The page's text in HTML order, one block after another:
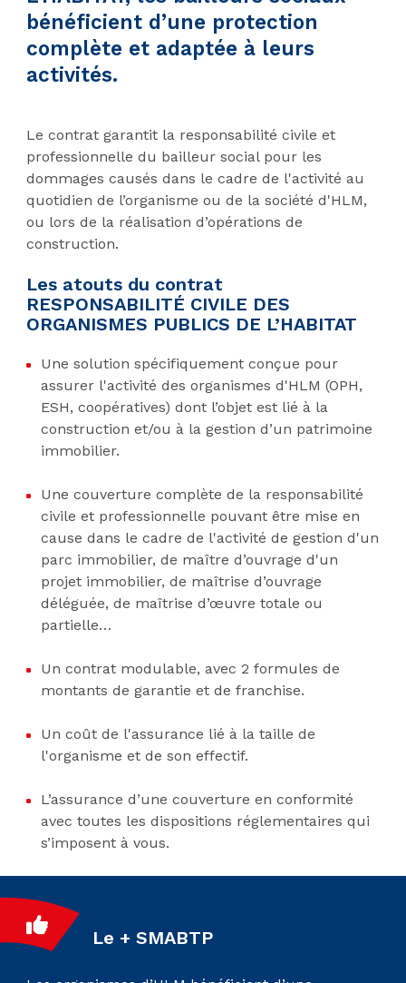
bénéficient d’une protection
complète et adaptée à leurs
activités.
Le contrat garantit la responsabilité civile et
professionnelle du bailleur social pour les
dommages causés dans le cadre de l'activité au
quotidien de l’organisme ou de la société d'HLM,
ou lors de la réalisation d’opérations de
construction.
Les atouts du contrat
RESPONSABILITÉ CIVILE DES
ORGANISMES PUBLICS DE L’HABITAT
Une solution spécifiquement conçue pour
assurer l'activité des organismes d'HLM (OPH,
ESH, coopératives) dont l’objet est lié à la
construction et/ou à la gestion d’un patrimoine
immobilier.
Une couverture complète de la responsabilité
civile et professionnelle pouvant être mise en
cause dans le cadre de l'activité de gestion d'un
parc immobilier, de maître d’ouvrage d'un
projet immobilier, de maîtrise d’ouvrage
déléguée, de maîtrise d’œuvre totale ou
partielle…
Un contrat modulable, avec 2 formules de
montants de garantie et de franchise.
Un coût de l'assurance lié à la taille de
l'organisme et de son effectif.
L’assurance d’une couverture en conformité
avec toutes les dispositions réglementaires qui
s’imposent à vous.
Le + SMABTP